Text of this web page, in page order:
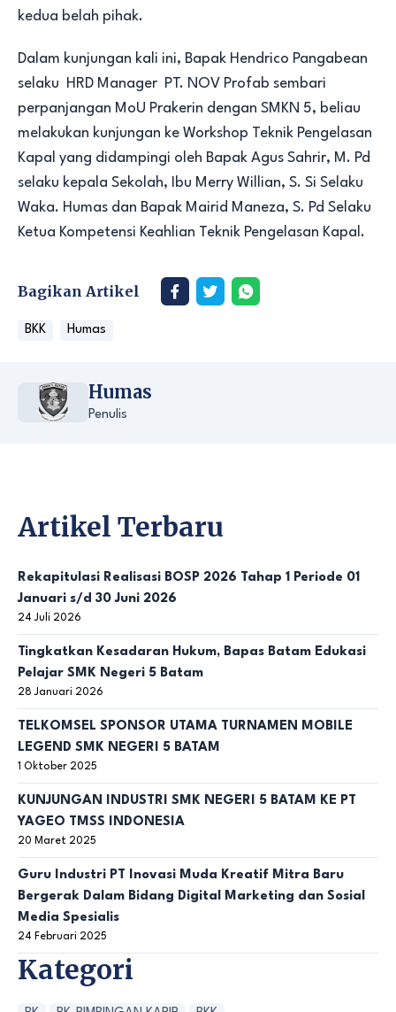
kedua belah pihak.
Dalam kunjungan kali ini, Bapak Hendrico Pangabean
selaku HRD Manager PT. NOV Profab sembari
perpanjangan MoU Prakerin dengan SMKN 5, beliau
melakukan kunjungan ke Workshop Teknik Pengelasan
Kapal yang didampingi oleh Bapak Agus Sahrir, M. Pd
selaku kepala Sekolah, Ibu Merry Willian, S. Si Selaku
Waka. Humas dan Bapak Mairid Maneza, S. Pd Selaku
Ketua Kompetensi Keahlian Teknik Pengelasan Kapal.
Bagikan Artikel
BKK Humas
Humas
Penulis
Artikel Terbaru
Rekapitulasi Realisasi BOSP 2026 Tahap 1 Periode 01
Januari s/d 30 Juni 2026
24 Juli 2026
Tingkatkan Kesadaran Hukum, Bapas Batam Edukasi
Pelajar SMK Negeri 5 Batam
28 Januari 2026
TELKOMSEL SPONSOR UTAMA TURNAMEN MOBILE
LEGEND SMK NEGERI 5 BATAM
1 Oktober 2025
KUNJUNGAN INDUSTRI SMK NEGERI 5 BATAM KE PT
YAGEO TMSS INDONESIA
20 Maret 2025
Guru Industri PT Inovasi Muda Kreatif Mitra Baru
Bergerak Dalam Bidang Digital Marketing dan Sosial
Media Spesialis
24 Februari 2025
Kategori